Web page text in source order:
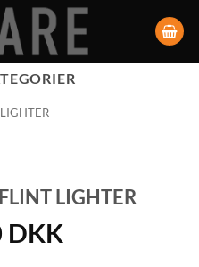
LIGHTER
DKK